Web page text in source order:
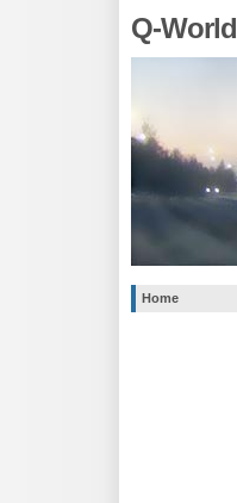
Q-World
Home